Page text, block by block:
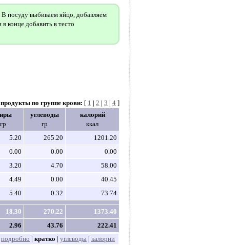
посуду выбиваем яйцо, добавляем
конце добавить в тесто
продукты по группе крови: [ 1 | 2 | 3 | 4 ]
гр
углеводы
гр
калорий
ккал
5.20 265.20
1201.20
0.00 0.00
0.00
3.20 4.70
58.00
4.49 0.00
40.45
5.40 0.32 73.74
18.30 270.22
1373.40
2.96 43.76
222.41
подробно | кратко | углеводы | калории